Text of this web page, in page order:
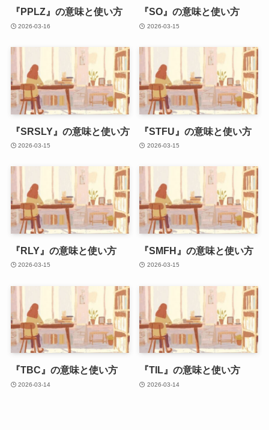
『PPLZ』の意味と使い方
2026-03-16
『SO』の意味と使い方
2026-03-15
『SRSLY』の意味と使い方
2026-03-15
『STFU』の意味と使い方
2026-03-15
『RLY』の意味と使い方
2026-03-15
『SMFH』の意味と使い方
2026-03-15
『TBC』の意味と使い方
2026-03-14
『TIL』の意味と使い方
2026-03-14